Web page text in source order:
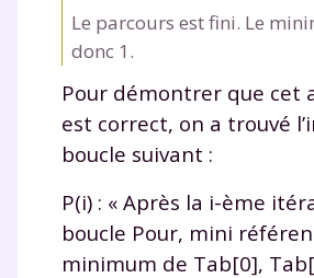
Le parcours est fini. Le
donc 1.
Pour démontrer que cet
est correct, on a trouvé
boucle suivant :
P(i) : « Après la i-ème
boucle Pour, mini
minimum de Tab[0],